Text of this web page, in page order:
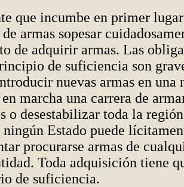
que incumbe en primer
armas sopesar
de adquirir armas. Las
de suficiencia son
nuevas armas en una
marcha una carrera de
o desestabilizar toda la
Estado puede
procurarse armas de
Toda adquisición tiene
de suficiencia.